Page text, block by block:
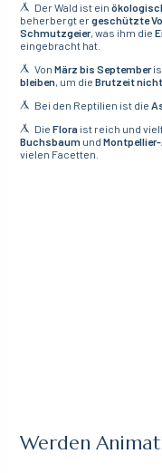
Der Wald ist ein
beherbergt ergeschützte
Schmutzgeier, was ihm die
eingebracht hat.
Von März bis September
bleiben, um dieBrutzeit
Bei den Reptilien ist die
Die Flora ist reich und
Buchsbaum und
vielen Facetten.
Werden